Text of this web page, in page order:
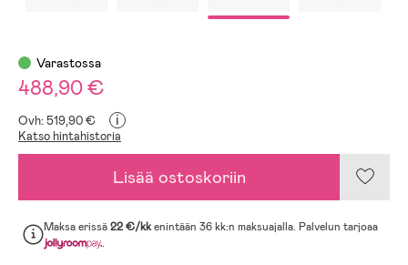
Varastossa
488,90 €
Ovh: 519,90 € i
Katso hintahistoria
Lisää ostoskoriin
Maksa erissä22 €/kkenintään 36 kk:n maksuajalla. Palvelun tarjoaa
.